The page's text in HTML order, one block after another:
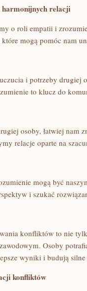
relacji
o ‌roli empatii⁣ i
⁤które mogą ​pomóc nam⁣
i ⁤potrzeby drugiej
to klucz do
osoby, łatwiej nam
relacje oparte na
mogą być
⁢i szukać
konfliktów to nie
Osoby
wyniki i budują silne
konfliktów